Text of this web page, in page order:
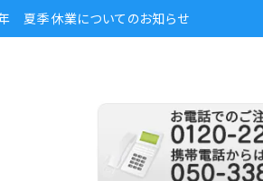
夏季休業についてのお知らせ